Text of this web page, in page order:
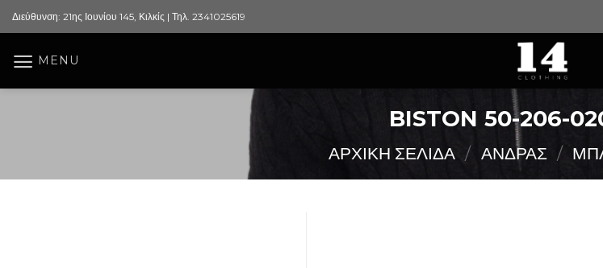
Skip
to
Διεύθυνση: 21ης Ιουνίου 145, Κιλκίς | Τηλ. 2341025619
MENU
BISTON 50-206-
ΑΡΧΙΚΉ ΣΕΛΊΔΑ / ΑΝΔΡΑΣ /